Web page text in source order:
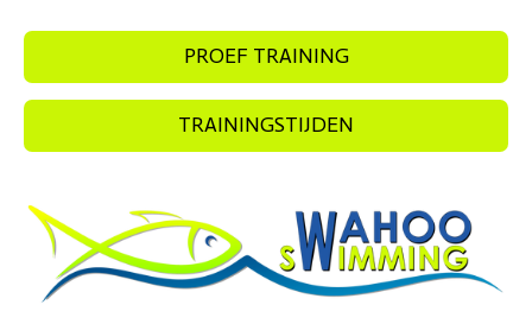
PROEF TRAINING
TRAININGSTIJDEN